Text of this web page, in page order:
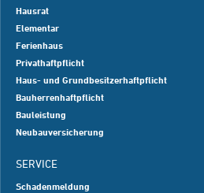
Hausrat
Elementar
Ferienhaus
Privathaftpflicht
Haus- und Grundbesitzerhaftpflicht
Bauherrenhaftpflicht
Bauleistung
Neubauversicherung
SERVICE
Schadenmeldung